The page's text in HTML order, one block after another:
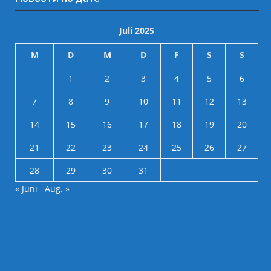
Juli 2025
M D M D F S S
1 2 3 4 5
6
7
8 9 10 11 12
13
14
15 16 17 18 19
20
21
22 23 24 25 26
27
28
29 30
31
« Juni
Aug. »